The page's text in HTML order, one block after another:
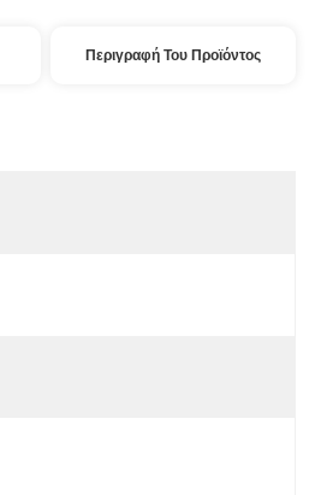
Περιγραφή Του Προϊόντος